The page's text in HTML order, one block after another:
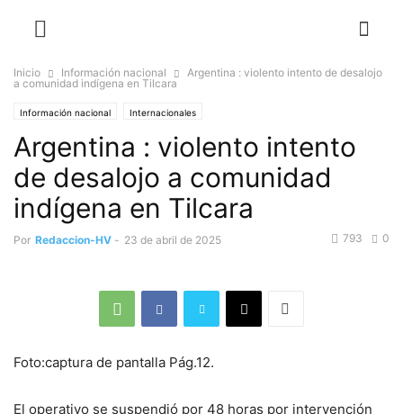
Inicio Información nacional
Argentina : violento intento de desalojo
a comunidad indígena en Tilcara
Información nacional Internacionales
Argentina : violento intento
de desalojo a comunidad
indígena en Tilcara
Por Redaccion-HV - 23 de abril de 2025 0
793
Foto:captura de pantalla Pág.12.
El operativo se suspendió por 48 horas por intervención